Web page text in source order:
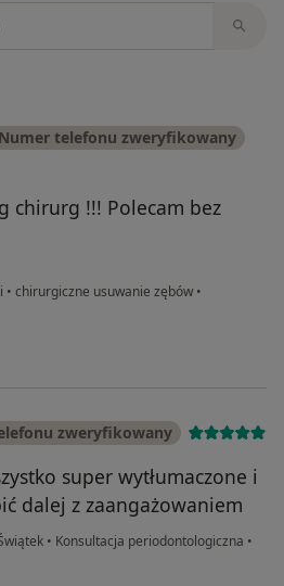
Numer telefonu zweryfikowany
chirurg !!! Polecam bez
• chirurgiczne usuwanie zębów •
S
zweryfikowany
super wytłumaczone i
dalej z zaangażowaniem
• Konsultacja periodontologiczna •